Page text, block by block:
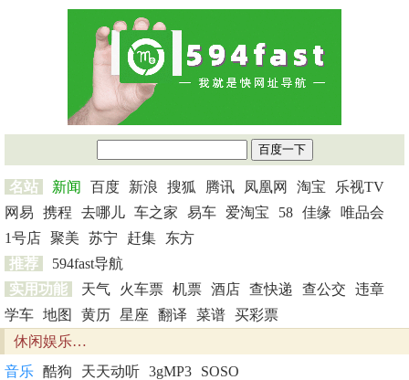
名站 新闻 百度 新浪 搜狐 腾讯 凤凰网 淘宝
乐视TV
网易
携程 去哪儿 车之家 易车 爱淘宝 58 佳缘
唯品会
1号店 聚美 苏宁 赶集
东方
推荐
594fast导航
实用功能
天气 火车票 机票 酒店 查快递 查公交
违章
学车 地图 黄历 星座 翻译 菜谱 买彩票
休闲娱乐…
音乐 酷狗 天天动听 3gMP3
SOSO